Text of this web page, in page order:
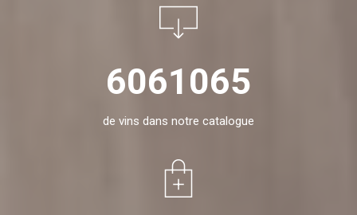
6061065
de vins dans notre catalogue